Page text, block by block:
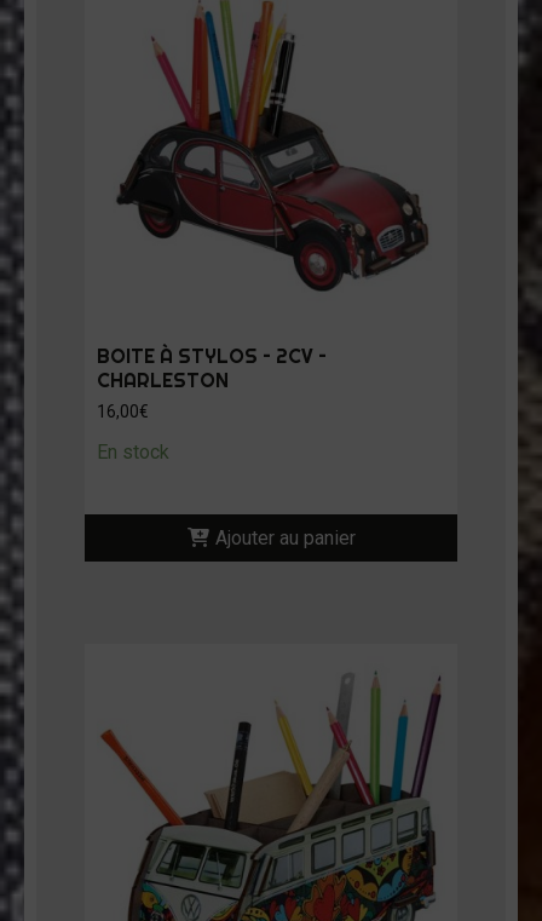
BOITE À STYLOS – 2CV –
CHARLESTON
16,00€
En stock
Ajouter au panier